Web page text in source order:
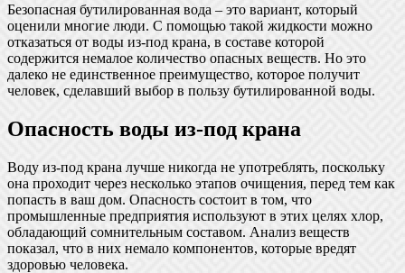
Безопасная бутилированная вода – это вариант, который
оценили многие люди. С помощью такой жидкости можно
отказаться от воды из-под крана, в составе которой
содержится немалое количество опасных веществ. Но это
далеко не единственное преимущество, которое получит
человек, сделавший выбор в пользу бутилированной воды.
Опасность воды из-под крана
Воду из-под крана лучше никогда не употреблять, поскольку
она проходит через несколько этапов очищения, перед тем как
попасть в ваш дом. Опасность состоит в том, что
промышленные предприятия используют в этих целях хлор,
обладающий сомнительным составом. Анализ веществ
показал, что в них немало компонентов, которые вредят
здоровью человека.